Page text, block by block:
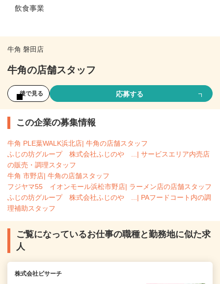
飲食事業
牛角 磐田店
牛角の店舗スタッフ
後で見る 応募する
この企業の募集情報
牛角 PLE葉WALK浜北店| 牛角の店舗スタッフ
ふじの坊グループ 株式会社ふじのや ...| サービスエリア内売店
の販売・調理スタッフ
牛角 市野店| 牛角の店舗スタッフ
フジヤマ55 イオンモール浜松市野店| ラーメン店の店舗スタッフ
ふじの坊グループ 株式会社ふじのや ...| PAフードコート内の調
理補助スタッフ
ご覧になっているお仕事の職種と勤務地に似た求
人
株式会社ビサーチ